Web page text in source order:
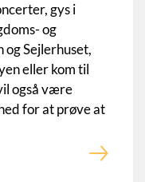
gys i
og
Sejlerhuset,
eller kom til
også være
for at prøve at